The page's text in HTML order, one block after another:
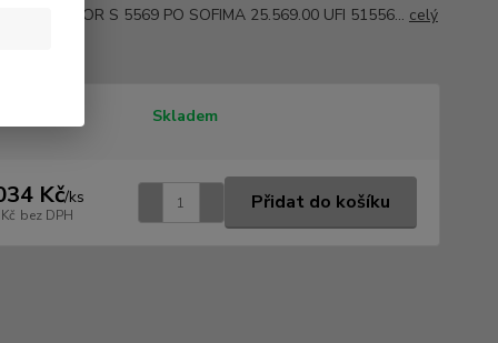
PUROLATOR S 5569 PO SOFIMA 25.569.00 UFI 51556... celý
Skladem
Kč/ks
bez DPH
Přidat do košíku